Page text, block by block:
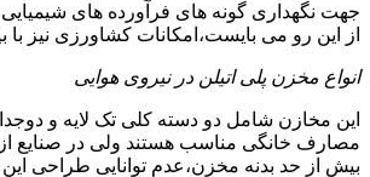
جهت نگهداری گونه های فرآورده های شیمیایی
از این رو می بایست،امکانات کشاورزی نیز با
انواع مخزن پلی اتیلن در نیروی هوایی
این مخازن شامل دو دسته کلی تک لایه و
مصارف خانگی مناسب هستند ولی در صنایع